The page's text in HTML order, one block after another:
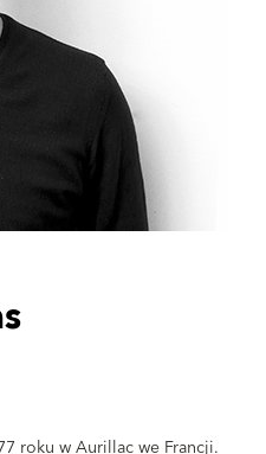
roku w Aurillac we Francji.